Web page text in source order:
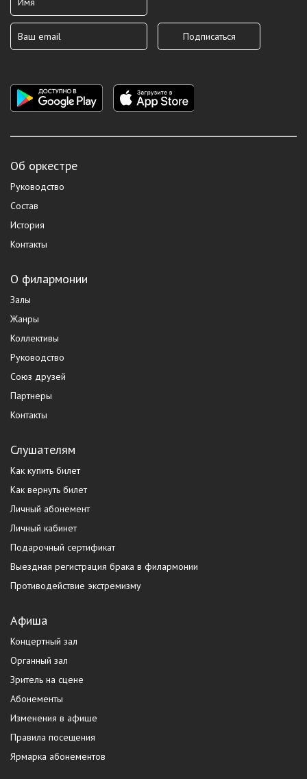
Об оркестре
Руководство
Состав
История
Контакты
О филармонии
Залы
Жанры
Коллективы
Руководство
Союз друзей
Партнеры
Контакты
Слушателям
Как купить билет
Как вернуть билет
Личный абонемент
Личный кабинет
Подарочный сертификат
Выездная регистрация брака в филармонии
Противодействие экстремизму
Афиша
Концертный зал
Органный зал
Зритель на сцене
Абонементы
Изменения в афише
Правила посещения
Ярмарка абонементов